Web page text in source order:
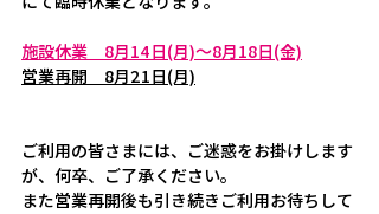
施設休業　8月14日(月)～8月18日(金)
営業再開　8月21日(月)
ご利用の皆さまには、ご迷惑をお掛けします
が、何卒、ご了承ください。
また営業再開後も引き続きご利用お待ちして